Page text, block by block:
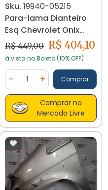
Sku. 19940-05215
Para-lama Dianteiro
Esq Chevrolet Onix
2020/.. 19940
R$ 449,00 R$ 404,10
à vista no Boleto (10% OFF)
Diminuir Quantidade
Quantidade
AdicionarComprar
Comprar no
Mercado Livre